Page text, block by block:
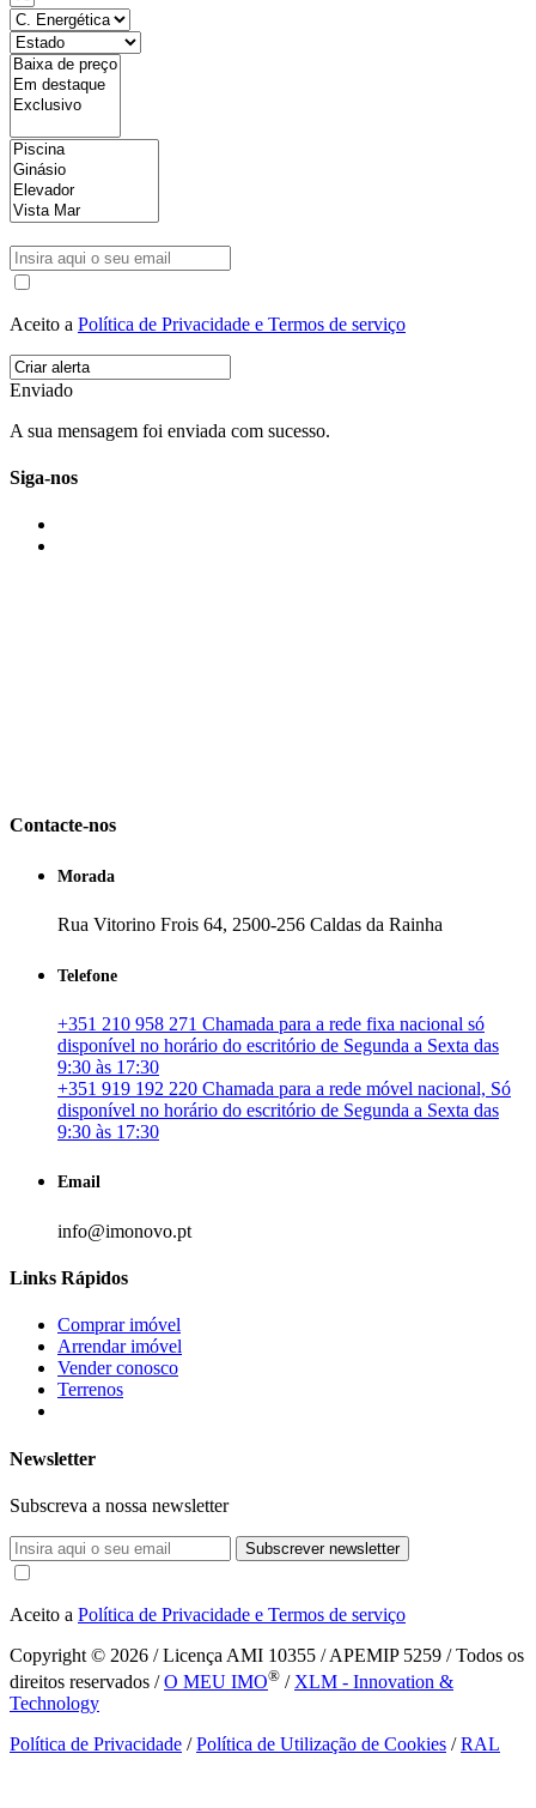
Aceito a Política de Privacidade e Termos de serviço
Enviado
A sua mensagem foi enviada com sucesso.
Siga-nos
Contacte-nos
Morada
Rua Vitorino Frois 64, 2500-256 Caldas da Rainha
Telefone
+351 210 958 271 Chamada para a rede fixa nacional só
disponível no horário do escritório de Segunda a Sexta das
9:30 às 17:30
+351 919 192 220 Chamada para a rede móvel nacional, Só
disponível no horário do escritório de Segunda a Sexta das
9:30 às 17:30
Email
info@imonovo.pt
Links Rápidos
Comprar imóvel
Arrendar imóvel
Vender conosco
Terrenos
Newsletter
Subscreva a nossa newsletter
Subscrever newsletter
Aceito a Política de Privacidade e Termos de serviço
Copyright © 2026 / Licença AMI 10355 / APEMIP 5259 / Todos os
direitos reservados /O MEU IMO® / XLM - Innovation &
Technology
Política de Privacidade /Política de Utilização de Cookies /RAL